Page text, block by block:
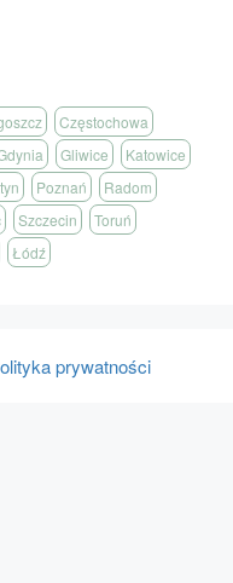
Częstochowa
Gliwice
Katowice
Poznań
Radom
Szczecin
Toruń
Łódź
prywatności